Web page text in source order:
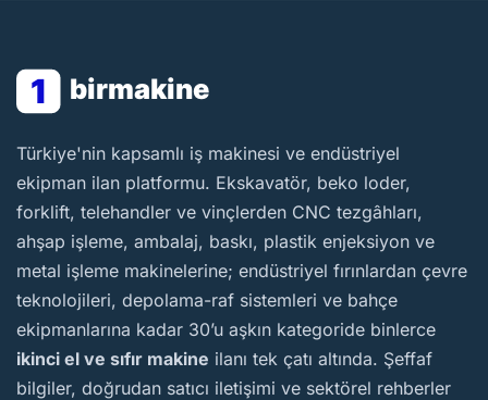
1 birmakine
BirMakine
Türkiye'nin kapsamlı iş makinesi ve endüstriyel
ekipman ilan platformu. Ekskavatör, beko loder,
forklift, telehandler ve vinçlerden CNC tezgâhları,
ahşap işleme, ambalaj, baskı, plastik enjeksiyon ve
metal işleme makinelerine; endüstriyel fırınlardan çevre
teknolojileri, depolama-raf sistemleri ve bahçe
ekipmanlarına kadar 30’u aşkın kategoride binlerce
ikinci el ve sıfır makine ilanı tek çatı altında. Şeffaf
bilgiler, doğrudan satıcı iletişimi ve sektörel rehberler